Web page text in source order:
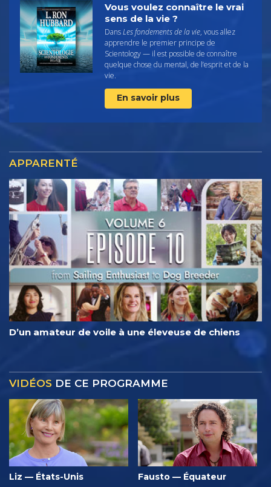
Vous voulez connaître le vrai
sens de la vie ?
DansLes fondements de la vie, vous allez
apprendre le premier principe de
Scientology — il est possible de connaître
quelque chose du mental, de l’esprit et de la
vie.
En savoir plus
APPARENTÉ
D’un amateur de voile à une éleveuse de chiens
VIDÉOS DE CE PROGRAMME
Liz — États-Unis Fausto — Équateur